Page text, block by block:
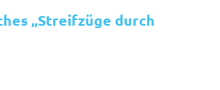
„Streifzüge durch